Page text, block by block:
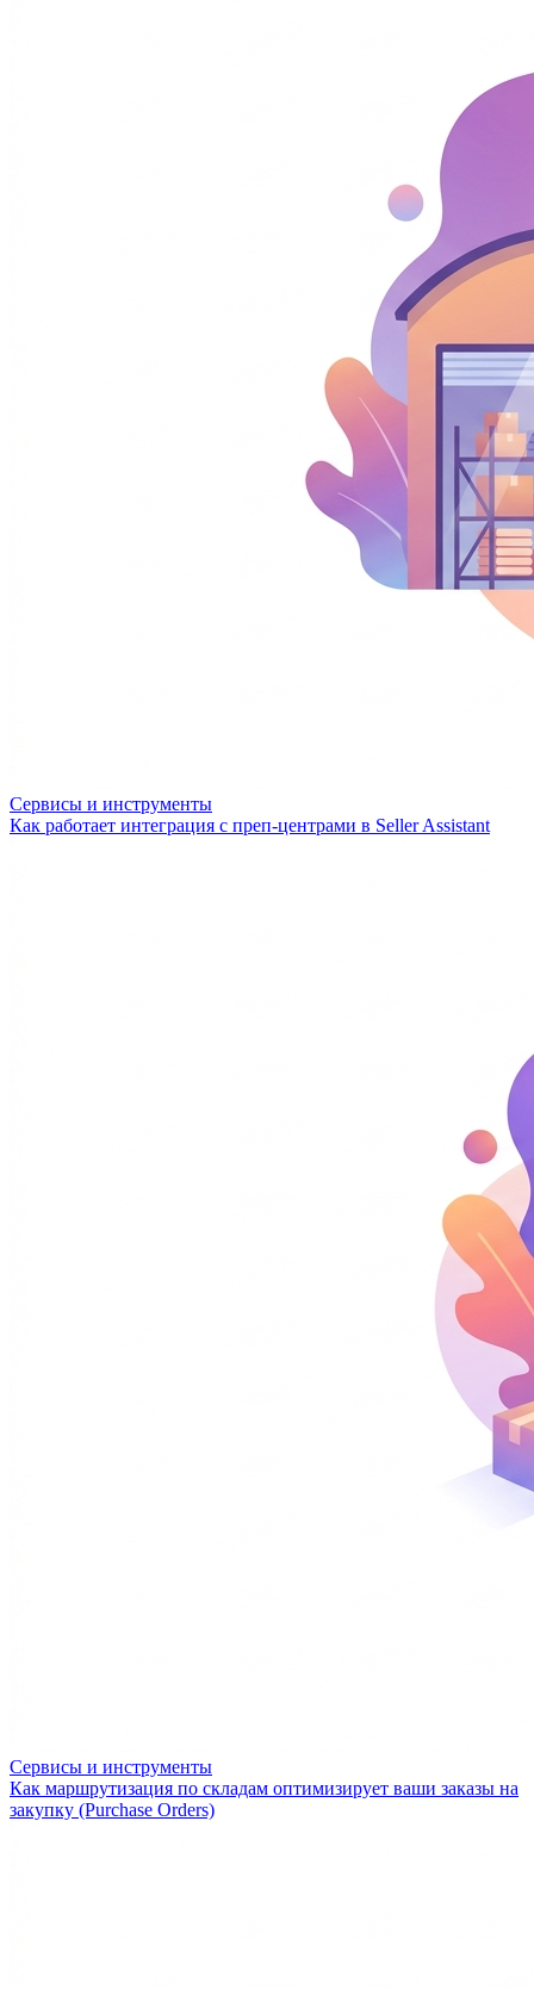
Сервисы и инструменты
Как работает интеграция с преп-центрами в Seller Assistant
Сервисы и инструменты
Как маршрутизация по складам оптимизирует ваши заказы на
закупку (Purchase Orders)